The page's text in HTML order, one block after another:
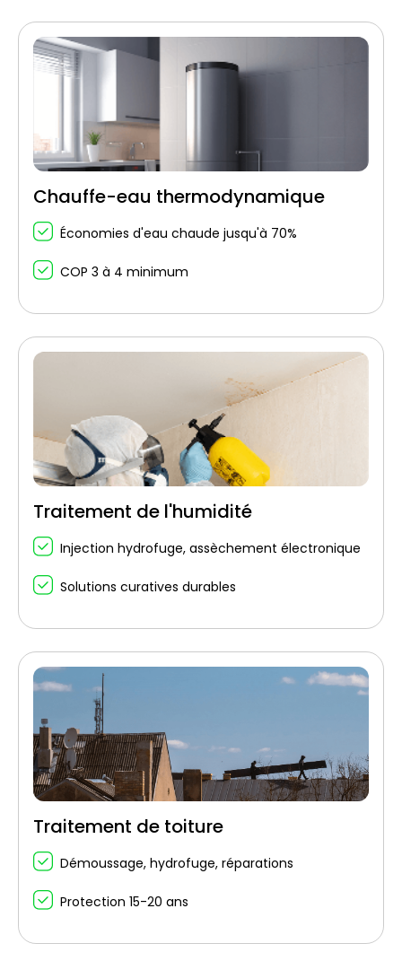
Chauffe-eau thermodynamique
Économies d'eau chaude jusqu'à 70%
COP 3 à 4 minimum
Traitement de l'humidité
Injection hydrofuge, assèchement électronique
Solutions curatives durables
Traitement de toiture
Démoussage, hydrofuge, réparations
Protection 15-20 ans